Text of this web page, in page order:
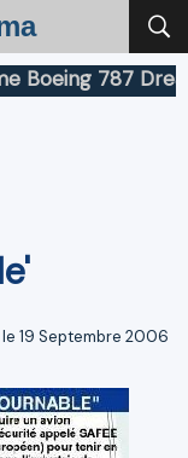
787 Dreamliner
le 19 Septembre 2006